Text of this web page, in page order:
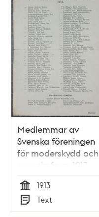
Medlemmar av
Svenska föreningen
för moderskydd och
sexualreform 1913
Tid
1913
Typ
Text